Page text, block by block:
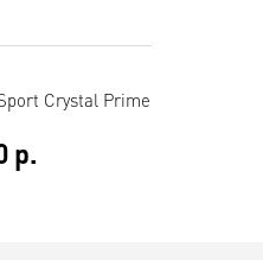
Crystal Prime
р.